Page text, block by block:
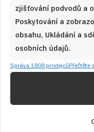
zjišťování podvodů a
Poskytování a
obsahu, Ukládání a
osobních údajů.
Správa 1808 prodejcůPřečtěte
V remosce upečete
kůrčičkou. Chalupářské
bylinkami a nečeká vás